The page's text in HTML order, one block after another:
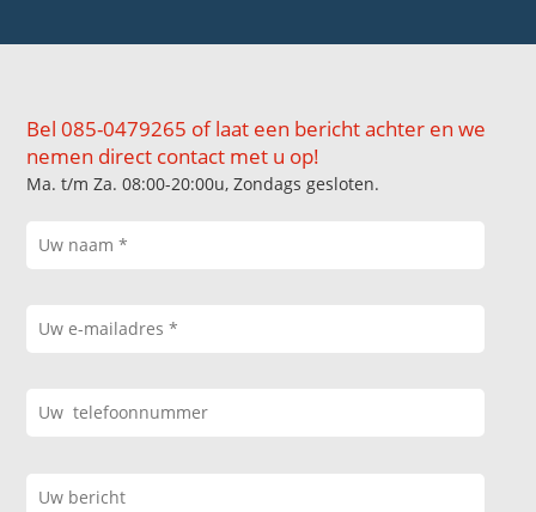
Bel 085-0479265 of laat een bericht achter en we
nemen direct contact met u op!
Ma. t/m Za. 08:00-20:00u, Zondags gesloten.